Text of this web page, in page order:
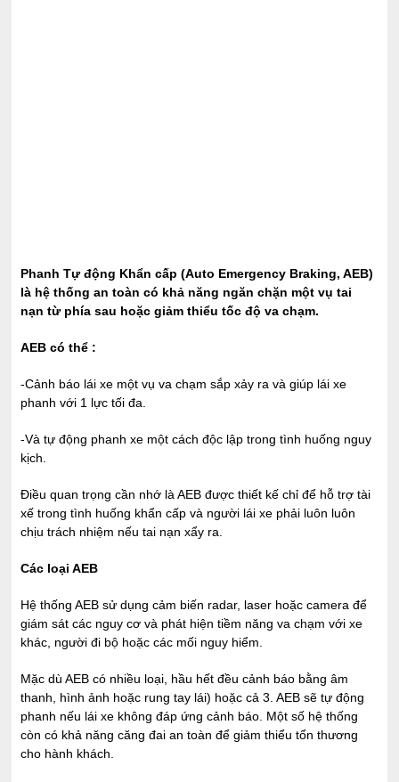
Phanh Tự động Khẩn cấp (Auto Emergency Braking, AEB)
là hệ thống an toàn có khả năng ngăn chặn một vụ tai
nạn từ phía sau hoặc giảm thiểu tốc độ va chạm.
AEB có thể :
-Cảnh báo lái xe một vụ va chạm sắp xảy ra và giúp lái xe
phanh với 1 lực tối đa.
-Và tự động phanh xe một cách độc lập trong tình huống nguy
kịch.
Điều quan trọng cần nhớ là AEB được thiết kế chỉ để hỗ trợ tài
xế trong tình huống khẩn cấp và người lái xe phải luôn luôn
chịu trách nhiệm nếu tai nạn xẩy ra.
Các loại AEB
Hệ thống AEB sử dụng cảm biến radar, laser hoặc camera để
giám sát các nguy cơ và phát hiện tiềm năng va chạm với xe
khác, người đi bộ hoặc các mối nguy hiểm.
Mặc dù AEB có nhiều loại, hầu hết đều cảnh báo bằng âm
thanh, hình ảnh hoặc rung tay lái) hoặc cả 3. AEB sẽ tự động
phanh nếu lái xe không đáp ứng cảnh báo. Một số hệ thống
còn có khả năng căng đai an toàn để giảm thiểu tổn thương
cho hành khách.